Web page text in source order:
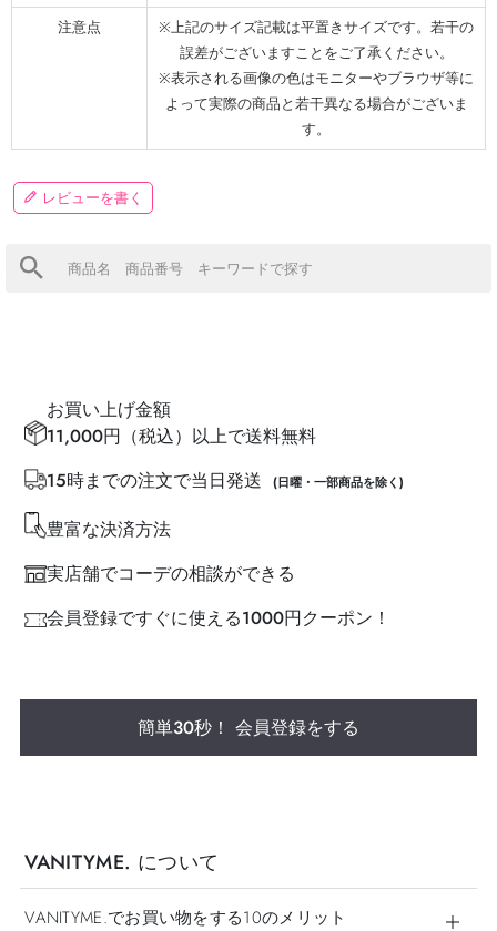
注意点
※上記のサイズ記載は平置きサイズです。若干の
誤差がございますことをご了承ください。
※表示される画像の色はモニターやブラウザ等に
よって実際の商品と若干異なる場合がございま
す。
レビューを書く
お買い上げ金額
11,000円（税込）以上で送料無料
15時までの注文で当日発送
(日曜・一部商品を除く)
豊富な決済方法
実店舗でコーデの相談ができる
会員登録ですぐに使える1000円クーポン！
簡単30秒！ 会員登録をする
VANITYME. について
VANITYME.でお買い物をする10のメリット